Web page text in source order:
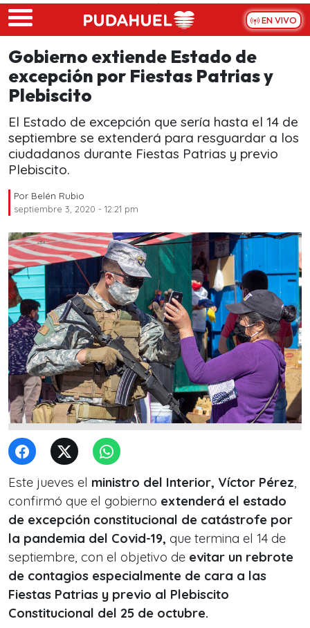
Skip to main content
EN VIVO
Gobierno extiende Estado de
excepción por Fiestas Patrias y
Plebiscito
El Estado de excepción que sería hasta el 14 de
septiembre se extenderá para resguardar a los
ciudadanos durante Fiestas Patrias y previo
Plebiscito.
Por Belén Rubio
septiembre 3, 2020 - 12:21 pm
Este jueves el ministro del Interior, Víctor Pérez,
confirmó que el gobierno extenderá el estado
de excepción constitucional de catástrofe por
la pandemia del Covid-19, que termina el 14 de
septiembre, con el objetivo de evitar un rebrote
de contagios especialmente de cara a las
Fiestas Patrias y previo al Plebiscito
Constitucional del 25 de octubre.